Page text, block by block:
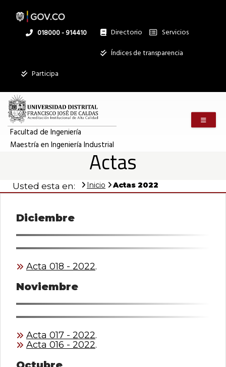
Actas
2022
Maestría
en
Ingeniería
Industrial
contenido
Linea
018000 - 914410 Directorio
Institucional
Servicios
Índices de transparencia
Participa
Facultad de Ingeniería
Maestría en Ingeniería Industrial
Actas
registros
Buscar:
Servicios
Ningún dato
Mostrando
registros
Siguiente
Usted esta en: Inicio Actas 2022
Diciembre
Acta 018 - 2022.
Noviembre
Acta 017 - 2022.
Acta 016 - 2022.